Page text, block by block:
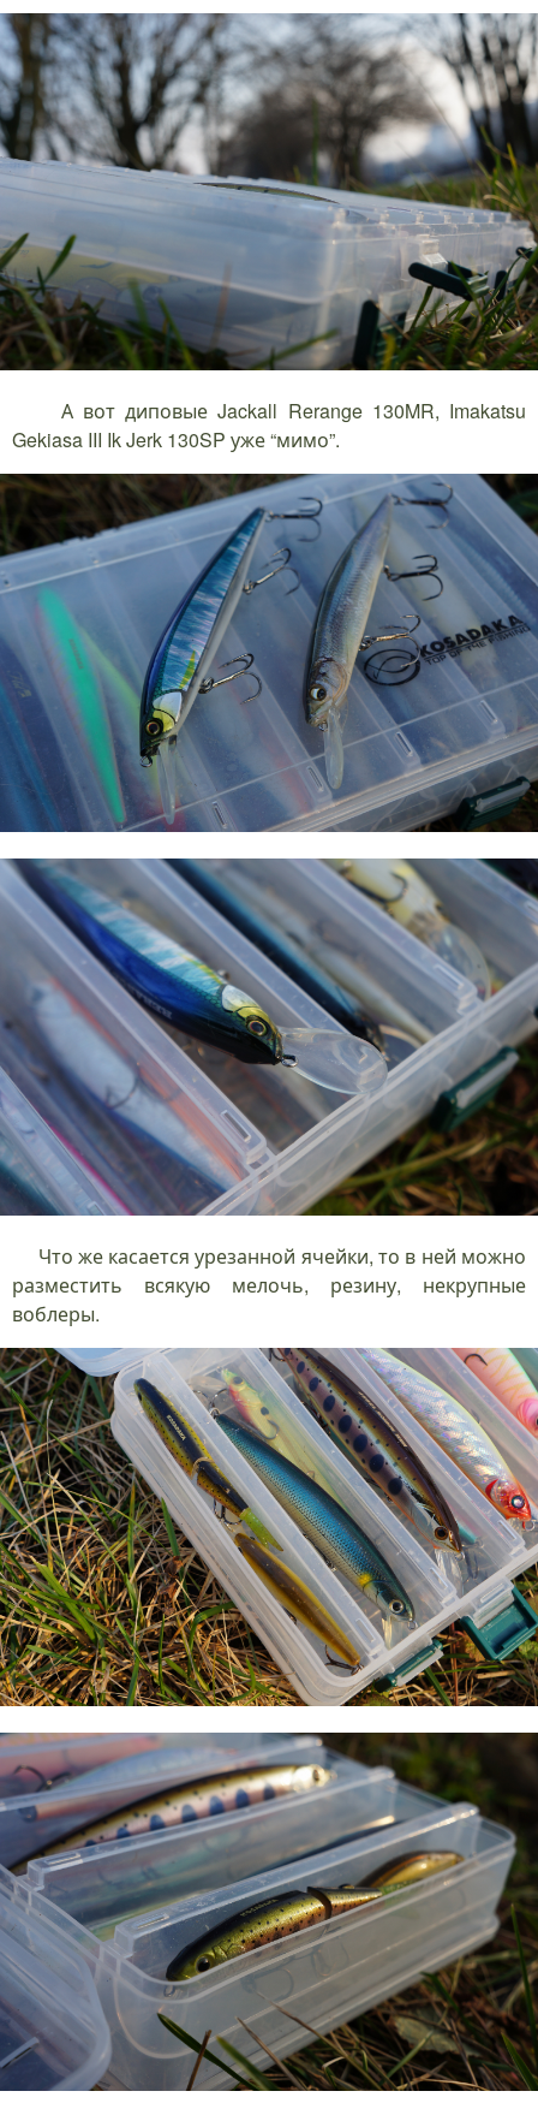
А вот диповые Jackall Rerange 130MR, Imakatsu
Gekiasa III Ik Jerk 130SP уже “мимо”.
Что же касается урезанной ячейки, то в ней можно
разместить всякую мелочь, резину, некрупные
воблеры.